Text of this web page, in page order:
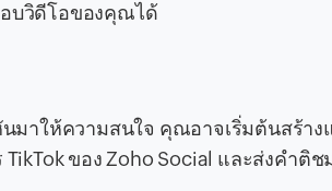
บวิดีโอของคุณได้
มาให้ความสนใจ คุณอาจเริ่มต้นสร้าง
ของ Zoho Social และส่งคำติช